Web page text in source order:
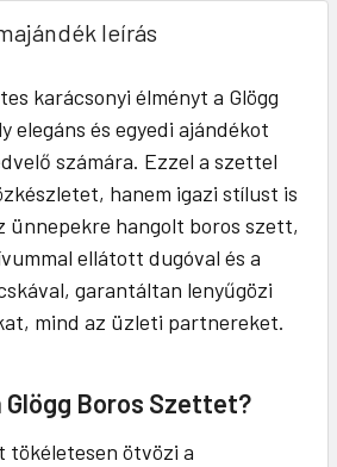
leírás
karácsonyi élményt a Glögg
elegáns és egyedi ajándékot
számára. Ezzel a szettel
hanem igazi stílust is
ünnepekre hangolt boros szett,
ellátott dugóval és a
garantáltan lenyűgözi
mind az üzleti partnereket.
Glögg Boros Szettet?
tökéletesen ötvözi a